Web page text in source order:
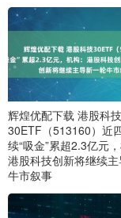
辉煌优配下载 港股科技
30ETF（513160）近
续“吸金”累超2.3亿元，
港股科技创新将继续
牛市叙事